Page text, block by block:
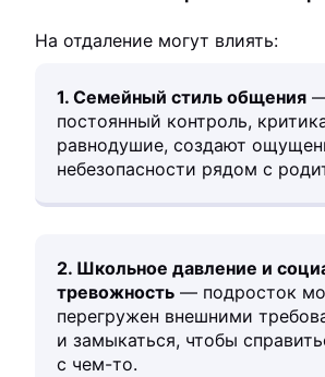
На отдаление могут влиять:
1. Семейный стиль общения
постоянный контроль,
равнодушие, создают
небезопасности рядом с
2. Школьное давление и
тревожность — подросток
перегружен внешними
и замыкаться, чтобы
с чем-то.